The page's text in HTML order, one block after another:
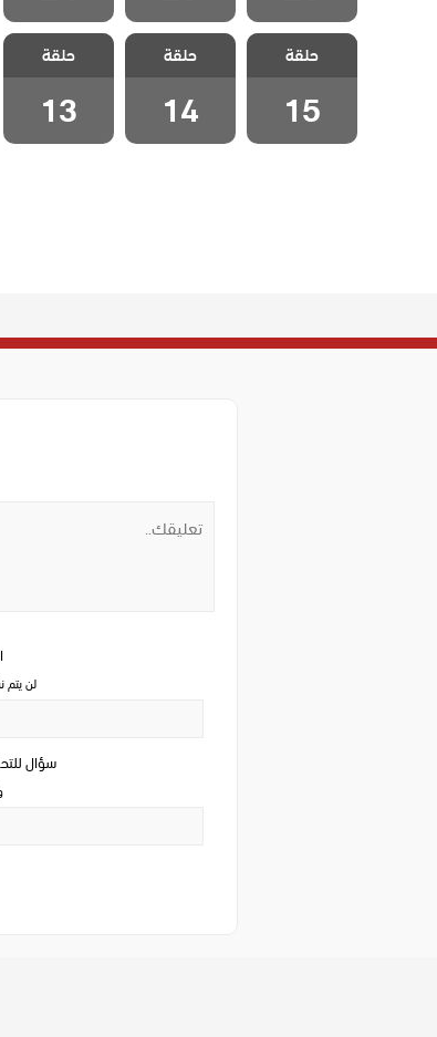
مسلسل رحلة
الحب حاجي بيرم
ولي الحلقة 15
حلقة
15
مسلسل رحلة
الحب حاجي بيرم
ولي الحلقة 14
حلقة
14
مسلسل رحلة
الحب حاجي بيرم
ولي الحلقة 13
حلقة
13
سؤال
لن يتم